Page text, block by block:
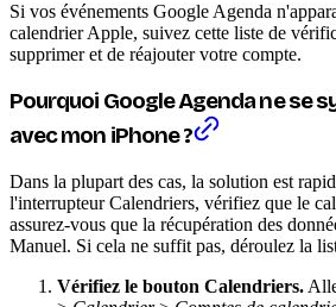
Si vos événements Google Agenda
calendrier Apple, suivez cette liste de
supprimer et de réajouter votre compte.
Pourquoi Google Agenda ne se
avec mon iPhone ?
Dans la plupart des cas, la solution est
l'interrupteur Calendriers, vérifiez que le
assurez-vous que la récupération des
Manuel. Si cela ne suffit pas, déroulez la
Vérifiez le bouton Calendriers.